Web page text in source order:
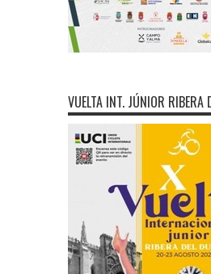
VUELTA INT. JÚNIOR RIBERA